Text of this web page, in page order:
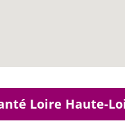
Loire Haute-